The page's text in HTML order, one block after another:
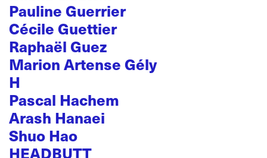
Pauline Guerrier
Cécile Guettier
Raphaël Guez
Marion Artense Gély
H
Pascal Hachem
Arash Hanaei
Shuo Hao
HEADBUTT